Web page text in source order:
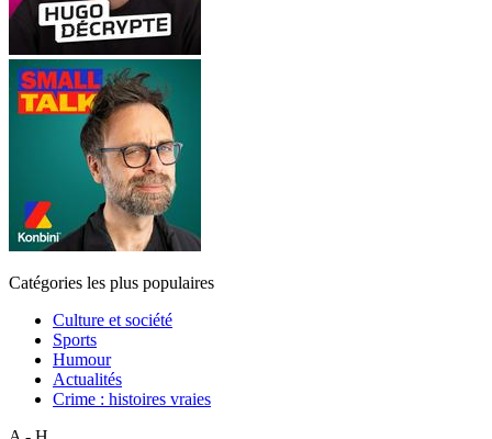
Catégories les plus populaires
Culture et société
Sports
Humour
Actualités
Crime : histoires vraies